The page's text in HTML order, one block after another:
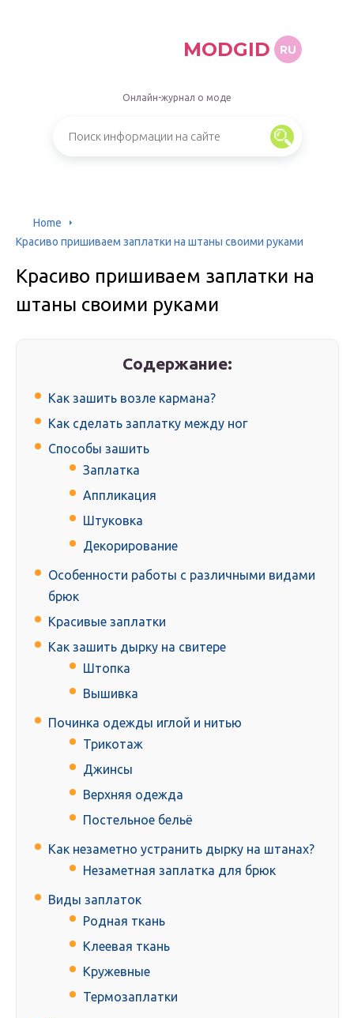
MODGID RU
Онлайн-журнал о моде
Home
Красиво пришиваем заплатки на штаны своими руками
Красиво пришиваем заплатки на
штаны своими руками
Содержание:
Как зашить возле кармана?
Как сделать заплатку между ног
Способы зашить
Заплатка
Аппликация
Штуковка
Декорирование
Особенности работы с различными видами
брюк
Красивые заплатки
Как зашить дырку на свитере
Штопка
Вышивка
Починка одежды иглой и нитью
Трикотаж
Джинсы
Верхняя одежда
Постельное бельё
Как незаметно устранить дырку на штанах?
Незаметная заплатка для брюк
Виды заплаток
Родная ткань
Клеевая ткань
Кружевные
Термозаплатки